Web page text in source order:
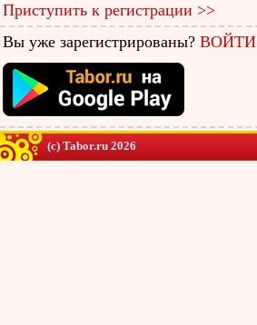
Приступить к регистрации >>
Вы уже зарегистрированы? ВОЙТИ
(c) Tabor.ru 2026